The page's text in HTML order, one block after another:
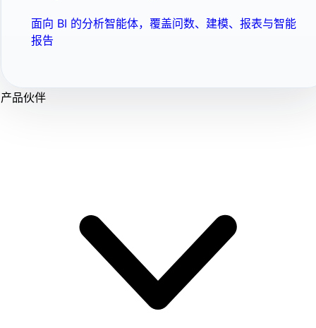
面向 BI 的分析智能体，覆盖问数、建模、报表与智能
报告
产品伙伴